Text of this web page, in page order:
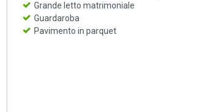
Grande letto matrimoniale
Guardaroba
Pavimento in parquet